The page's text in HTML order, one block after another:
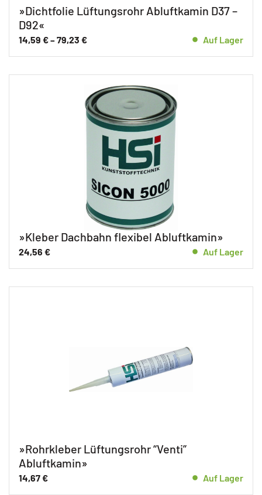
»Dichtfolie Lüftungsrohr Abluftkamin D37 –
D92«
14,59 €–79,23 € Auf Lager
»Kleber Dachbahn flexibel Abluftkamin»
24,56 € Auf Lager
»Rohrkleber Lüftungsrohr “Venti”
Abluftkamin»
14,67€ Auf Lager